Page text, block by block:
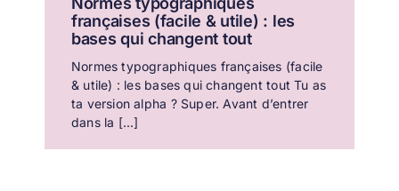
françaises (facile & utile) : les
bases qui changent tout
Normes typographiques françaises (facile
& utile) : les bases qui changent tout Tu as
ta version alpha ? Super. Avant d’entrer
dans la [...]